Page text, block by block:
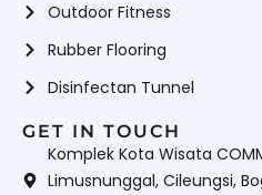
Outdoor Fitness
Rubber Flooring
Disinfectan Tunnel
GET IN TOUCH
Komplek Kota Wisata
Limusnunggal, Cileungsi,